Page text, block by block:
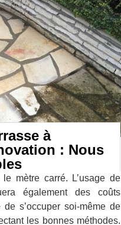
à
: Nous
mètre carré. L’usage de
également des coûts
s’occuper soi-même de
les bonnes méthodes.